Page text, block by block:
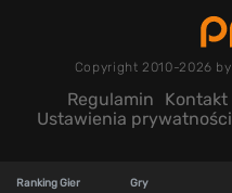
Copyright 2010-2026
Regulamin Kontakt
Ustawienia prywatności
Ranking Gier Gry